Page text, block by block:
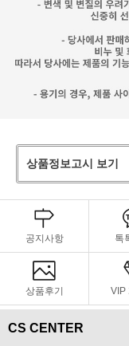
상품정보고시 보기
공지사항 톡
상품후기 VIP
CS CENTER